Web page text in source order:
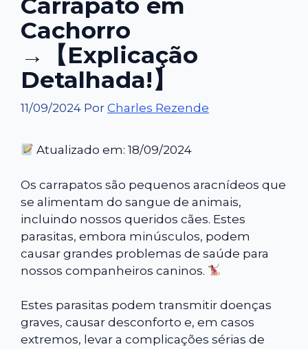
Cachorro
→【Explicação
Detalhada!】
11/09/2024 Por Charles Rezende
Atualizado em: 18/09/2024
Os carrapatos são pequenos aracnídeos que
se alimentam do sangue de animais,
incluindo nossos queridos cães. Estes
parasitas, embora minúsculos, podem
causar grandes problemas de saúde para
nossos companheiros caninos.
Estes parasitas podem transmitir doenças
graves, causar desconforto e, em casos
extremos, levar a complicações sérias de